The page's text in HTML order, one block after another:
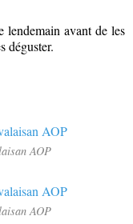
avant de les
déguster.
AOP
AOP